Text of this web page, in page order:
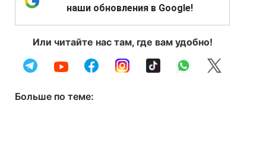
наши обновления в Google!
Или читайте нас там, где вам удобно!
Больше по теме: